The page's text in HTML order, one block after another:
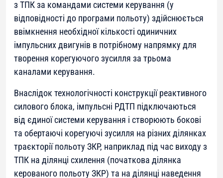
з ТПК за командами системи керування (у
відповідності до програми польоту) здійснюється
ввімкнення необхідної кількості одиничних
імпульсних двигунів в потрібному напрямку для
творення корегуючого зусилля за трьома
каналами керування.
Внаслідок технологічності конструкції реактивного
силового блока, імпульсні РДТП підключаються
від єдиної системи керування і створюють бокові
та обертаючі корегуючі зусилля на різних ділянках
траєкторії польоту ЗКР, наприклад під час виходу з
ТПК на ділянці схилення (початкова ділянка
керованого польоту ЗКР) та на ділянці наведення